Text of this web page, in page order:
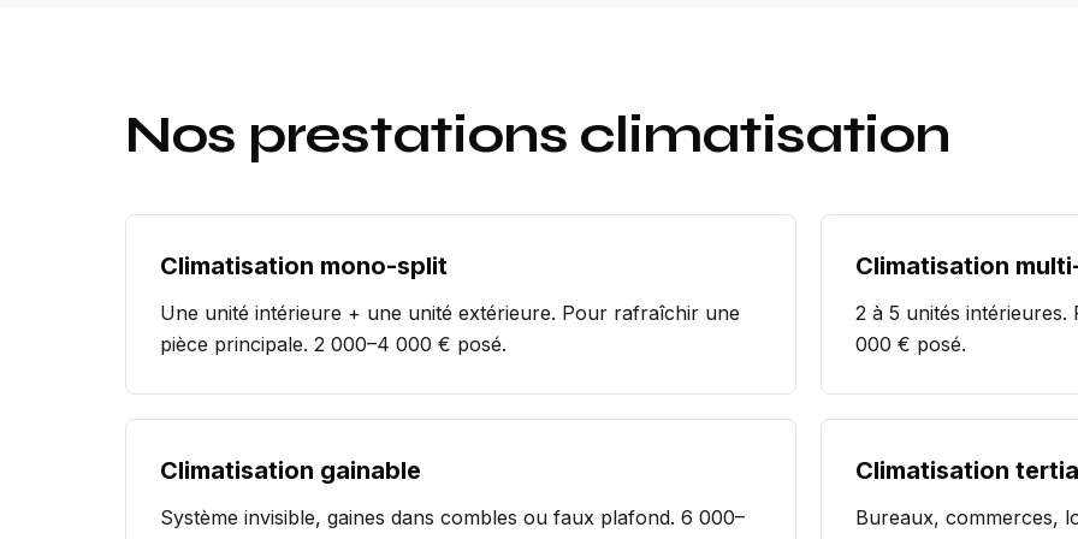
Nos prestations climatisation
Climatisation mono-split
Une unité intérieure + une unité extérieure. Pour rafraîchir une
pièce principale. 2 000–4 000 € posé.
Climatisation
2 à 5 unités
000 € posé.
Climatisation gainable
Système invisible, gaines dans combles ou faux plafond. 6 000–
Climatisation
Bureaux, commerces,